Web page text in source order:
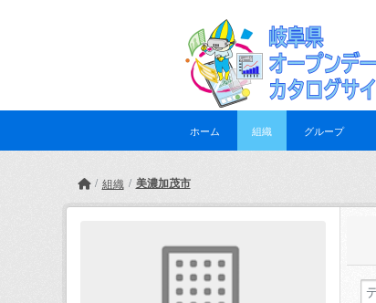
ホーム 組織 グループ
組織 美濃加茂市